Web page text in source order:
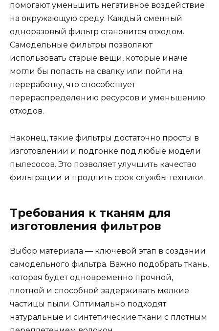
помогают уменьшить негативное воздействие
на окружающую среду. Каждый сменный
одноразовый фильтр становится отходом.
Самодельные фильтры позволяют
использовать старые вещи, которые иначе
могли бы попасть на свалку или пойти на
переработку, что способствует
перераспределению ресурсов и уменьшению
отходов.
Наконец, такие фильтры достаточно просты в
изготовлении и подгонке под любые модели
пылесосов. Это позволяет улучшить качество
фильтрации и продлить срок службы техники.
Требования к тканям для
изготовления фильтров
Выбор материала — ключевой этап в создании
самодельного фильтра. Важно подобрать ткань,
которая будет одновременно прочной,
плотной и способной задерживать мелкие
частицы пыли. Оптимально подходят
натуральные и синтетические ткани с плотным